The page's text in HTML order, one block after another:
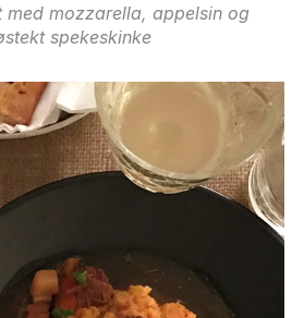
med mozzarella, appelsin og
spekeskinke